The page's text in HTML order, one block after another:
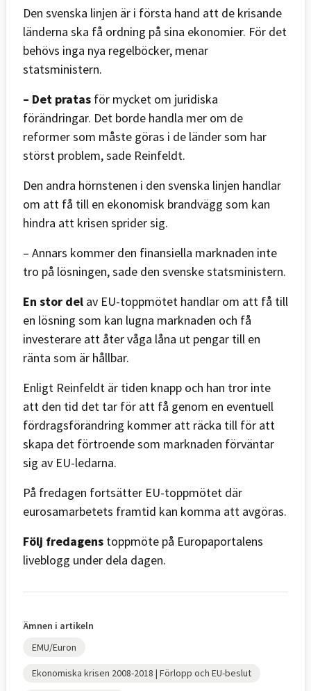
Den svenska linjen är i första hand att de krisande
länderna ska få ordning på sina ekonomier. För det
behövs inga nya regelböcker, menar
statsministern.
– Det pratas för mycket om juridiska
förändringar. Det borde handla mer om de
reformer som måste göras i de länder som har
störst problem, sade Reinfeldt.
Den andra hörnstenen i den svenska linjen handlar
om att få till en ekonomisk brandvägg som kan
hindra att krisen sprider sig.
– Annars kommer den finansiella marknaden inte
tro på lösningen, sade den svenske statsministern.
En stor del av EU-toppmötet handlar om att få till
en lösning som kan lugna marknaden och få
investerare att åter våga låna ut pengar till en
ränta som är hållbar.
Enligt Reinfeldt är tiden knapp och han tror inte
att den tid det tar för att få genom en eventuell
fördragsförändring kommer att räcka till för att
skapa det förtroende som marknaden förväntar
sig av EU-ledarna.
På fredagen fortsätter EU-toppmötet där
eurosamarbetets framtid kan komma att avgöras.
Följ fredagens toppmöte på Europaportalens
liveblogg under dela dagen.
Ämnen i artikeln
EMU/Euron
Ekonomiska krisen 2008-2018 | Förlopp och EU-beslut